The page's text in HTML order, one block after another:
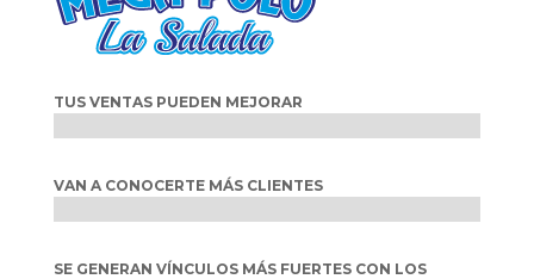
TUS VENTAS PUEDEN MEJORAR
VAN A CONOCERTE MÁS CLIENTES
SE GENERAN VÍNCULOS MÁS FUERTES CON LOS